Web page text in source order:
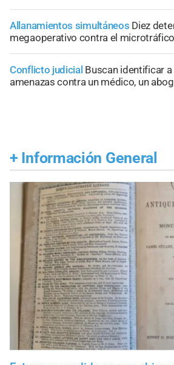
Allanamientos simultáneos Diez
megaoperativo contra el
Conflicto judicial Buscan identificar
amenazas contra un médico, un
+ Información General